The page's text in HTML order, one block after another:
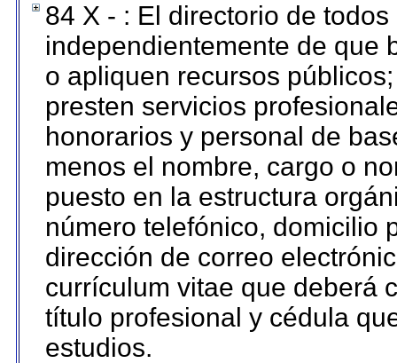
84 X - : El directorio de
independientemente de que
o apliquen recursos
presten servicios
honorarios y personal de
menos el nombre, cargo o
puesto en la estructura
número telefónico, domicilio
dirección de correo
currículum vitae que deberá
título profesional y cédula
estudios.